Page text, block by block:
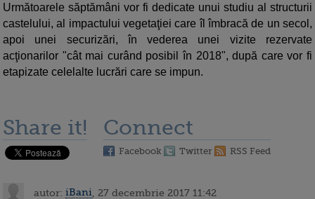
Următoarele săptămâni vor fi dedicate unui studiu al structurii
castelului, al impactului vegetaţiei care îl îmbracă de un secol,
apoi unei securizări, în vederea unei vizite rezervate
acţionarilor "cât mai curând posibil în 2018", după care vor fi
etapizate celelalte lucrări care se impun.
Share it! Connect
Facebook Twitter RSS Feed
autor: iBani , 27 decembrie 2017 11:42